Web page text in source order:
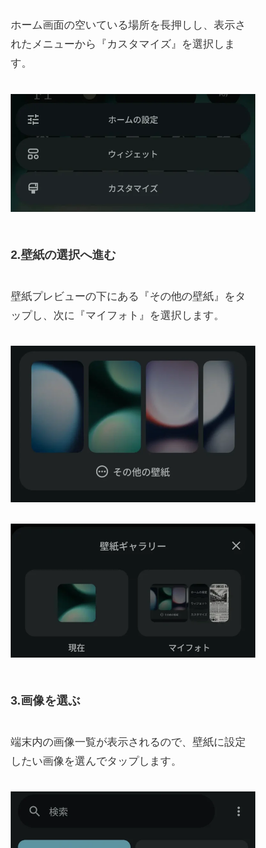
ホーム画面の空いている場所を長押しし、表示さ
れたメニューから『カスタマイズ』を選択しま
す。
2.壁紙の選択へ進む
壁紙プレビューの下にある『その他の壁紙』をタ
ップし、次に『マイフォト』を選択します。
3.画像を選ぶ
端末内の画像一覧が表示されるので、壁紙に設定
したい画像を選んでタップします。